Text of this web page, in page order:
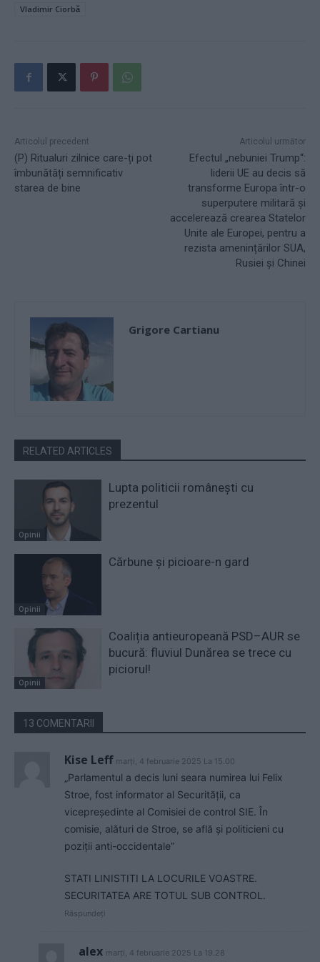
Vladimir Ciorbă
Articolul precedent
(P) Ritualuri zilnice care-ți pot
îmbunătăți semnificativ
starea de bine
Articolul următor
Efectul „nebuniei Trump“:
liderii UE au decis să
transforme Europa într-o
superputere militară și
accelerează crearea Statelor
Unite ale Europei, pentru a
rezista amenințărilor SUA,
Rusiei și Chinei
Grigore Cartianu
RELATED ARTICLES
Opinii
Lupta politicii românești cu
prezentul
Opinii
Cărbune și picioare-n gard
Opinii
Coaliția antieuropeană PSD–AUR se
bucură: fluviul Dunărea se trece cu
piciorul!
13 COMENTARII
Kise Leff marți, 4 februarie 2025 La 15.00
„Parlamentul a decis luni seara numirea lui Felix
Stroe, fost informator al Securității, ca
vicepreședinte al Comisiei de control SIE. În
comisie, alături de Stroe, se află și politicieni cu
poziții anti-occidentale”
STATI LINISTITI LA LOCURILE VOASTRE.
SECURITATEA ARE TOTUL SUB CONTROL.
Răspundeți
alex marți, 4 februarie 2025 La 19.28